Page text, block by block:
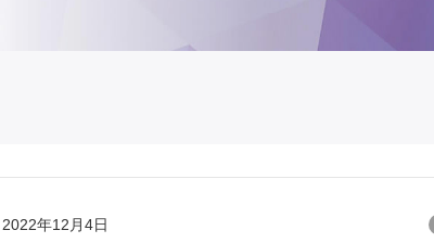
2022年12月4日